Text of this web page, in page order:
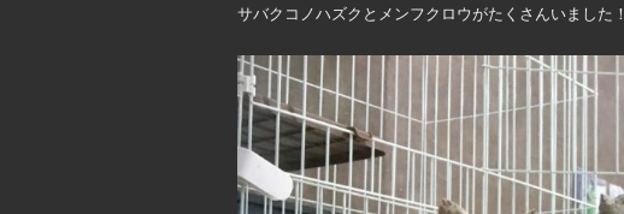
サバクコノハズクとメンフクロウがたくさんいました！